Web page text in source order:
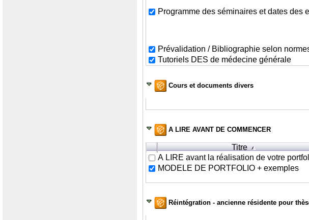
Programme des séminaires et dates des
Prévalidation / Bibliographie selon
Tutoriels DES de médecine générale
Cours et documents divers
A LIRE AVANT DE COMMENCER
Titre
A LIRE avant la réalisation de votre
MODELE DE PORTFOLIO + exemples
Réintégration - ancienne résidente pour